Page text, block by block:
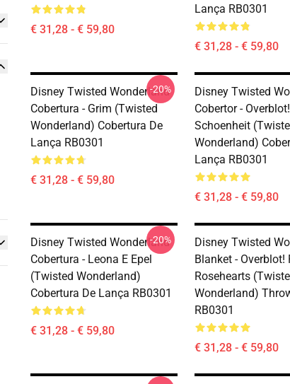
€ 31,28 - € 59,80
Lança RB0301
€ 31,28 - € 59,80
Disney Twisted Wonderland
Cobertura - Grim (Twisted
Wonderland) Cobertura De
Lança RB0301
€ 31,28 - € 59,80
-20%
Disney Twisted
Cobertor -
Schoenheit
Wonderland)
Lança RB0301
€ 31,28 - € 59,80
Disney Twisted Wonderland
Cobertura - Leona E Epel
(Twisted Wonderland)
Cobertura De Lança RB0301
€ 31,28 - € 59,80
-20%
Disney Twisted
Blanket - Overblot!
Rosehearts
Wonderland)
RB0301
€ 31,28 - € 59,80